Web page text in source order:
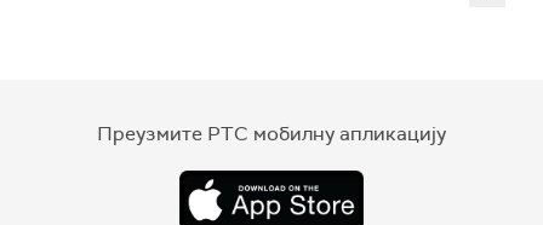
Преузмите РТС мобилну апликацију